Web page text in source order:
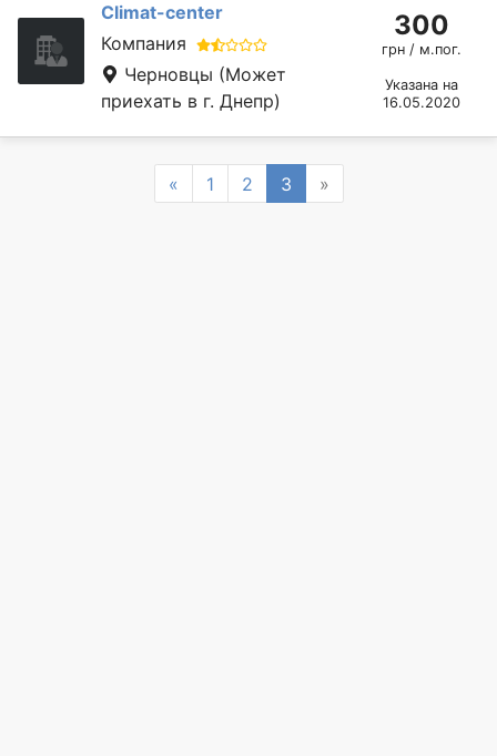
Climat-center
Компания
Черновцы (Может
приехать в г. Днепр)
300
грн / м.пог.
Указана на
16.05.2020
« Previous
1 2 3 »Next